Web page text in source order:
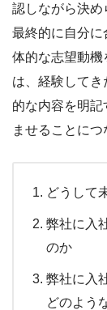
認しながら決め
最終的に自分
体的な志望動機
は、経験して
的な内容を明
ませることに
どうして
弊社に入
のか
弊社に入
どのよう